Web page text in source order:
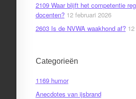
2109 Waar blijft het competentie
docenten? 12 februari 2026
2603 Is de NVWA waakhond af?
Categorieën
1169 humor
Anecdotes van ijsbrand